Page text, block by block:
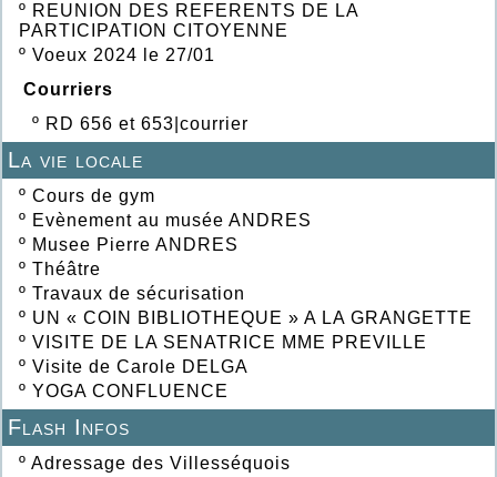
º REUNION DES REFERENTS DE LA
PARTICIPATION CITOYENNE
º Voeux 2024 le 27/01
Courriers
º RD 656 et 653|courrier
La vie locale
º Cours de gym
º Evènement au musée ANDRES
º Musee Pierre ANDRES
º Théâtre
º Travaux de sécurisation
º UN « COIN BIBLIOTHEQUE » A LA GRANGETTE
º VISITE DE LA SENATRICE MME PREVILLE
º Visite de Carole DELGA
º YOGA CONFLUENCE
Flash Infos
º Adressage des Villesséquois